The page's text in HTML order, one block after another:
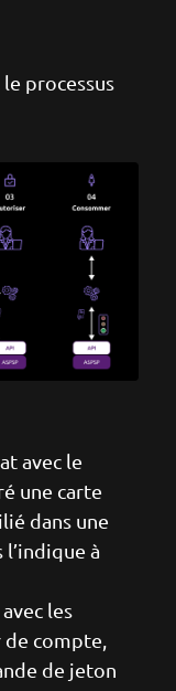
processus
avec le
une carte
dans une
à
les
compte,
de jeton